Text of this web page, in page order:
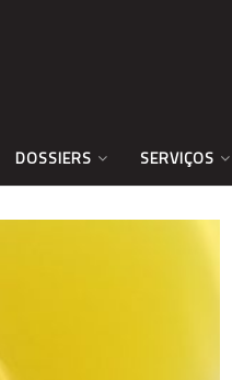
DOSSIERS SERVIÇOS